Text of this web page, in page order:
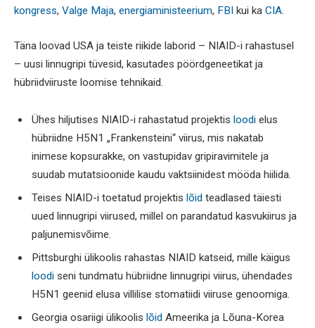
kongress, Valge Maja, energiaministeerium, FBI kui ka CIA.
Täna loovad USA ja teiste riikide laborid – NIAID-i rahastusel
– uusi linnugripi tüvesid, kasutades pöördgeneetikat ja
hübriidviiruste loomise tehnikaid.
Ühes hiljutises NIAID-i rahastatud projektis loodi elus
hübriidne H5N1 „Frankensteini“ viirus, mis nakatab
inimese kopsurakke, on vastupidav gripiravimitele ja
suudab mutatsioonide kaudu vaktsiinidest mööda hiilida.
Teises NIAID-i toetatud projektis lõid teadlased täiesti
uued linnugripi viirused, millel on parandatud kasvukiirus ja
paljunemisvõime.
Pittsburghi ülikoolis rahastas NIAID katseid, mille käigus
loodi seni tundmatu hübriidne linnugripi viirus, ühendades
H5N1 geenid elusa villilise stomatiidi viiruse genoomiga.
Georgia osariigi ülikoolis lõid Ameerika ja Lõuna-Korea